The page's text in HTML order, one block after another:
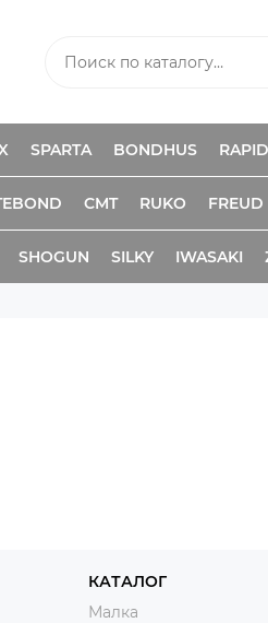
SPARTA BONDHUS RAPID
CMT RUKO FREUD
SHOGUN SILKY IWASAKI
КАТАЛОГ
Малка